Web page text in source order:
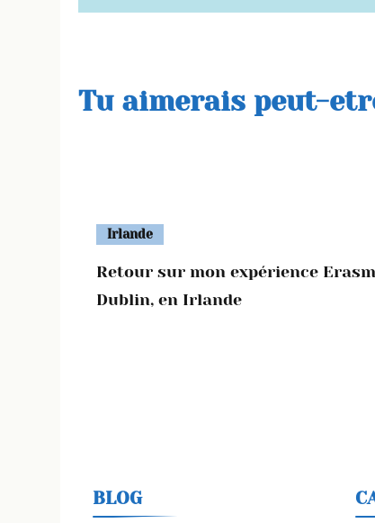
Tu aimerais peut-
Irlande
Retour sur mon expérience
Dublin, en Irlande
BLOG